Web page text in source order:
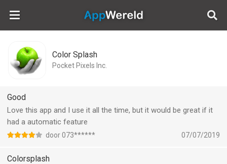
AppWereld
Color Splash
Pocket Pixels Inc.
Good
Love this app and I use it all the time, but it would be great if it
had a automatic feature
door 073****** 07/07/2019
Colorsplash